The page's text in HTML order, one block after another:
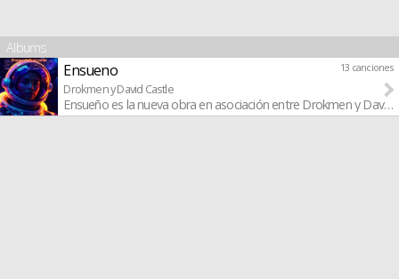
Albums
13 canciones
Ensueno
Drokmen y David Castle
Ensueño es la nueva obra en asociación entre Drokmen y